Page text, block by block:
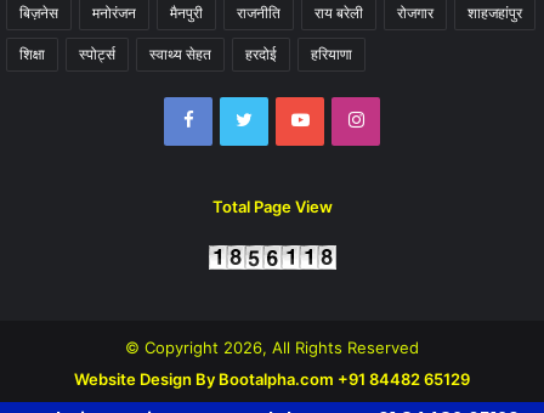
बिज़नेस मनोरंजन मैनपुरी राजनीति राय बरेली रोजगार शाहजहांपुर
शिक्षा स्पोर्ट्स स्वाथ्य सेहत हरदोई हरियाणा
FacebookTwitterYouTubeInstagram
Total Page View
© Copyright 2026, All Rights Reserved
Website Design By Bootalpha.com +91 84482 65129